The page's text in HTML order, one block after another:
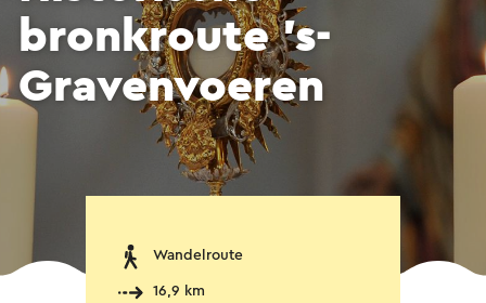
bronkroute 's-
Gravenvoeren
Wandelroute
16,9 km